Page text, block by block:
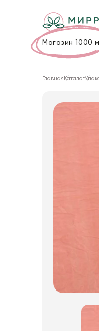
Магазин 1000
Корзины и
Искусственные
Свечи
Главная Каталог